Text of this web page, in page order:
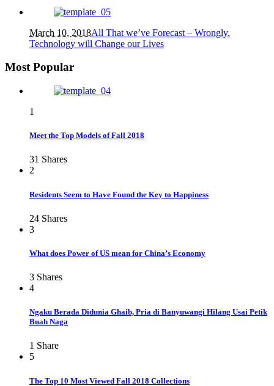
March 10, 2018All That we’ve Forecast – Wrongly.
Technology will Change our Lives
Most Popular
1
Meet the Top Models of Fall 2018
31 Shares
2
Residents Seem to Have Found the Key to Happiness
24 Shares
3
What does Power of US mean for China’s Economy
3 Shares
4
Ngaku Berada Didunia Ghaib, Pria di Banyuwangi Hilang Usai Petik
Buah Naga
1 Share
5
The Top 10 Most Viewed Fall 2018 Collections